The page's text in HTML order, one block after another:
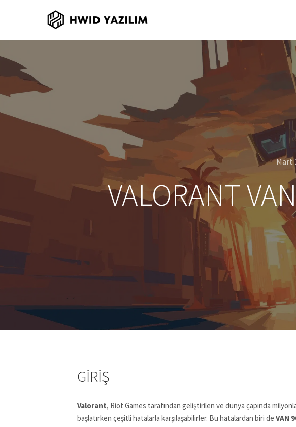
Mart
VALORANT
GIRIŞ
Valorant, Riot Games tarafından geliştirilen ve dünya çapında
başlatırken çeşitli hatalarla karşılaşabilirler. Bu hatalardan biri de VAN